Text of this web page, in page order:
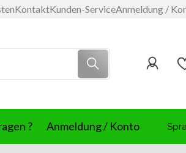
KontaktKunden-ServiceAnmeldung /
? Anmeldung / Konto